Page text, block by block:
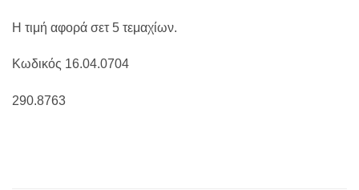
Η τιμή αφορά σετ 5 τεμαχίων.
Κωδικός 16.04.0704
290.8763